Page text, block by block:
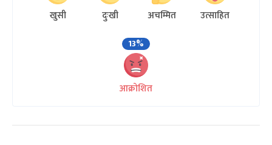
खुसी दुःखी अचम्मित
उत्साहित
13%
आक्रोशित